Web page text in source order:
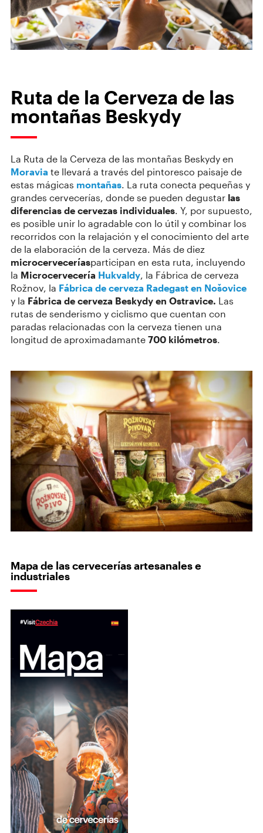
Ruta de la Cerveza de las
montañas Beskydy
La Ruta de la Cerveza de las montañas Beskydy en
Moravia te llevará a través del pintoresco paisaje de
estas mágicas montañas . La ruta conecta pequeñas y
grandes cervecerías, donde se pueden degustar las
diferencias de cervezas individuales . Y, por supuesto,
es posible unir lo agradable con lo útil y combinar los
recorridos con la relajación y el conocimiento del arte
de la elaboración de la cerveza. Más de diez
microcerveceríasparticipan en esta ruta, incluyendo
la Microcervecería Hukvaldy , la Fábrica de cerveza
Rožnov, la Fábrica de cerveza Radegast en Nošovice
y la Fábrica de cerveza Beskydy en Ostravice. Las
rutas de senderismo y ciclismo que cuentan con
paradas relacionadas con la cerveza tienen una
longitud de aproximadamante 700 kilómetros
Mapa de las cervecerías artesanales e
industriales